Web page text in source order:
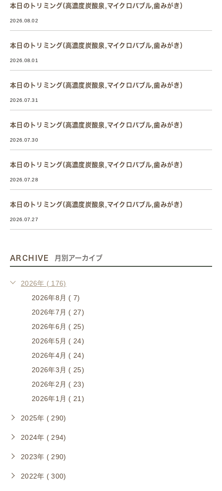
本日のトリミング(高濃度炭酸泉,マイクロバブル,歯みがき）
2026.08.02
本日のトリミング(高濃度炭酸泉,マイクロバブル,歯みがき）
2026.08.01
本日のトリミング(高濃度炭酸泉,マイクロバブル,歯みがき）
2026.07.31
本日のトリミング(高濃度炭酸泉,マイクロバブル,歯みがき）
2026.07.30
本日のトリミング(高濃度炭酸泉,マイクロバブル,歯みがき）
2026.07.28
本日のトリミング(高濃度炭酸泉,マイクロバブル,歯みがき）
2026.07.27
ARCHIVE 月別アーカイブ
2026年 ( 176)
2026年8月 ( 7)
2026年7月 ( 27)
2026年6月 ( 25)
2026年5月 ( 24)
2026年4月 ( 24)
2026年3月 ( 25)
2026年2月 ( 23)
2026年1月 ( 21)
2025年 ( 290)
2024年 ( 294)
2023年 ( 290)
2022年 ( 300)